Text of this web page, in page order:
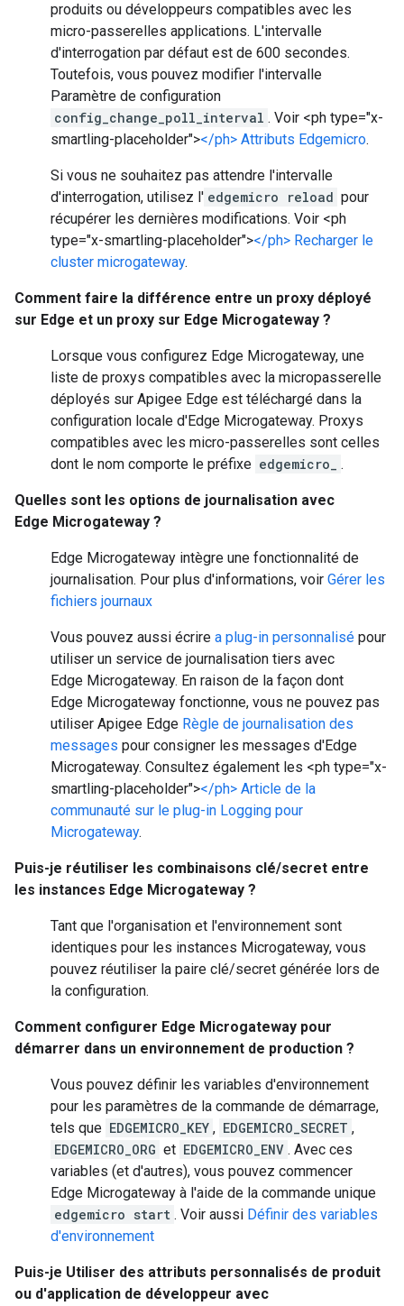
produits ou développeurs compatibles avec les
micro-passerelles applications. L'intervalle
d'interrogation par défaut est de 600 secondes.
Toutefois, vous pouvez modifier l'intervalle
Paramètre de configuration
config_change_poll_interval . Voir <ph type="x-
smartling-placeholder"></ph> Attributs Edgemicro.
Si vous ne souhaitez pas attendre l'intervalle
d'interrogation, utilisez l' edgemicro reload pour
récupérer les dernières modifications. Voir <ph
type="x-smartling-placeholder"></ph> Recharger le
cluster microgateway.
Comment faire la différence entre un proxy déployé
sur Edge et un proxy sur Edge Microgateway ?
Lorsque vous configurez Edge Microgateway, une
liste de proxys compatibles avec la micropasserelle
déployés sur Apigee Edge est téléchargé dans la
configuration locale d'Edge Microgateway. Proxys
compatibles avec les micro-passerelles sont celles
dont le nom comporte le préfixe edgemicro_ .
Quelles sont les options de journalisation avec
Edge Microgateway ?
Edge Microgateway intègre une fonctionnalité de
journalisation. Pour plus d'informations, voir Gérer les
fichiers journaux
Vous pouvez aussi écrire a plug-in personnalisé pour
utiliser un service de journalisation tiers avec
Edge Microgateway. En raison de la façon dont
Edge Microgateway fonctionne, vous ne pouvez pas
utiliser Apigee Edge Règle de journalisation des
messages pour consigner les messages d'Edge
Microgateway. Consultez également les <ph type="x-
smartling-placeholder"></ph> Article de la
communauté sur le plug-in Logging pour
Microgateway.
Puis-je réutiliser les combinaisons clé/secret entre
les instances Edge Microgateway ?
Tant que l'organisation et l'environnement sont
identiques pour les instances Microgateway, vous
pouvez réutiliser la paire clé/secret générée lors de
la configuration.
Comment configurer Edge Microgateway pour
démarrer dans un environnement de production ?
Vous pouvez définir les variables d'environnement
pour les paramètres de la commande de démarrage,
tels que EDGEMICRO_KEY , EDGEMICRO_SECRET ,
EDGEMICRO_ORG et EDGEMICRO_ENV . Avec ces
variables (et d'autres), vous pouvez commencer
Edge Microgateway à l'aide de la commande unique
edgemicro start . Voir aussi Définir des variables
d'environnement
Puis-je Utiliser des attributs personnalisés de produit
ou d'application de développeur avec